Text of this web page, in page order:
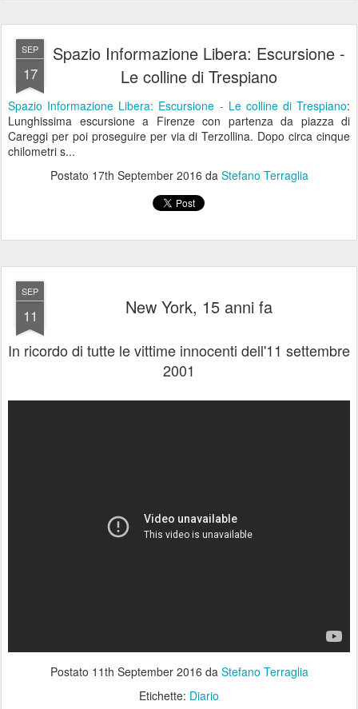
SEP
17
Spazio Informazione Libera: Escursione -
Le colline di Trespiano
Spazio Informazione Libera: Escursione - Le colline di Trespiano:
Lunghissima escursione a Firenze con partenza da piazza di
Careggi per poi proseguire per via di Terzollina. Dopo circa cinque
chilometri s...
Postato 17th September 2016 da Stefano Terraglia
SEP
11 New York, 15 anni fa
In ricordo di tutte le vittime innocenti dell'11 settembre
2001
Postato 11th September 2016 da Stefano Terraglia
Etichette: Diario